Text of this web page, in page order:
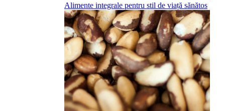
Alimente integrale pentru stil de viață sănătos